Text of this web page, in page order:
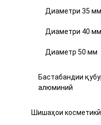
Диаметри 35 мм
Диаметри 40 мм
Диаметр 50 мм
Бастабандии
алюминий
Шишаҳои косметикӣ